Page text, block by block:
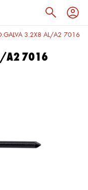
3.2X8 AL/A2 7016
A2 7016